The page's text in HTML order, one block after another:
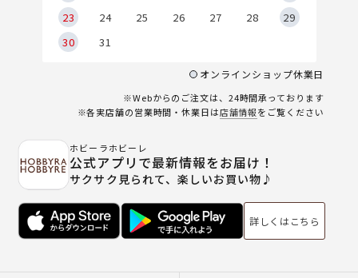
23
24 25 26 27 28
29
30
31
オンラインショップ休業日
※Webからのご注文は、24時間承っております
※各実店舗の営業時間・休業日は店舗情報をご覧ください
ホビーラホビーレ
公式アプリで最新情報をお届け！
サクサク見られて、楽しいお買い物♪
詳しくはこちら